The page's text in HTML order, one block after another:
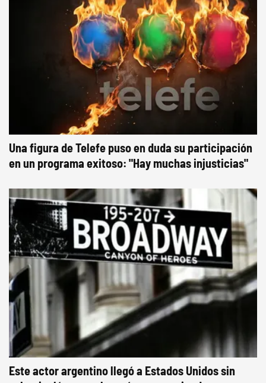
Una figura de Telefe puso en duda su participación
en un programa exitoso: "Hay muchas injusticias"
Este actor argentino llegó a Estados Unidos sin